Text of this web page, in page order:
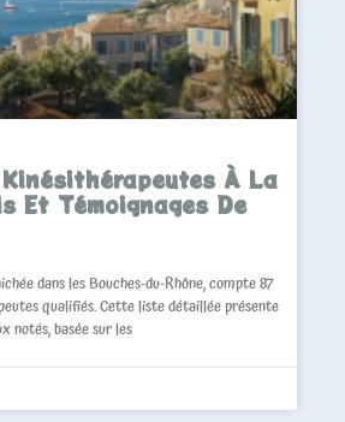
Kinésithérapeutes À La
Et Témoignages De
dans les Bouches-du-Rhône, compte 87
qualifiés. Cette liste détaillée présente
notés, basée sur les